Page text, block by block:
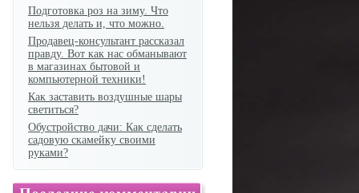
Подготовка роз на зиму. Что
нельзя делать и, что можно.
Продавец-консультант рассказал
правду. Вот как нас обманывают
в магазинах бытовой и
компьютерной техники!
Как заставить воздушные шары
светиться?
Обустройство дачи: Как сделать
садовую скамейку своими
руками?